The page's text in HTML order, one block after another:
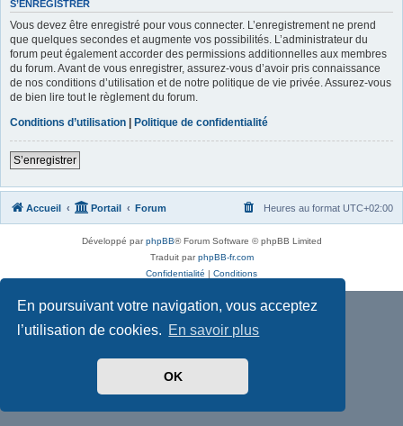
En poursuivant votre navigation, vous acceptez
l’utilisation de cookies. En savoir plus
OK
S’ENREGISTRER
Vous devez être enregistré pour vous connecter. L’enregistrement ne prend
que quelques secondes et augmente vos possibilités. L’administrateur du
forum peut également accorder des permissions additionnelles aux membres
du forum. Avant de vous enregistrer, assurez-vous d’avoir pris connaissance
de nos conditions d’utilisation et de notre politique de vie privée. Assurez-vous
de bien lire tout le règlement du forum.
Conditions d’utilisation | Politique de confidentialité
S’enregistrer
Accueil Portail Forum Heures au format UTC+02:00
Développé parphpBB® Forum Software © phpBB Limited
Traduit parphpBB-fr.com
Confidentialité | Conditions